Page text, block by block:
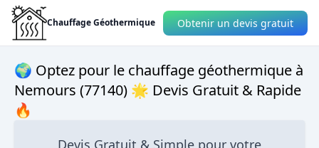
Chauffage Géothermique Obtenir un devis gratuit
🌍 Optez pour le chauffage géothermique à
Nemours (77140) 🌟 Devis Gratuit & Rapide
🔥
Devis Gratuit & Simple pour votre